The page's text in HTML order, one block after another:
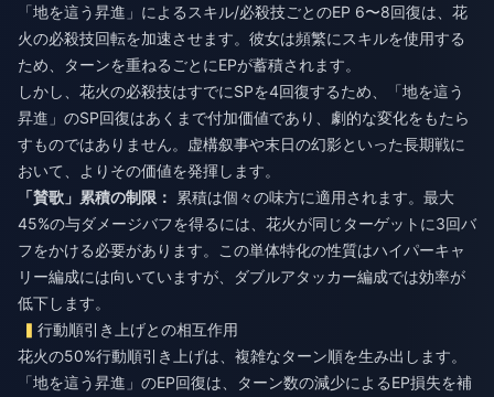
「地を這う昇進」によるスキル/必殺技ごとのEP 6〜8回復は、花
火の必殺技回転を加速させます。彼女は頻繁にスキルを使用する
ため、ターンを重ねるごとにEPが蓄積されます。
しかし、花火の必殺技はすでにSPを4回復するため、「地を這う
昇進」のSP回復はあくまで付加価値であり、劇的な変化をもたら
すものではありません。虚構叙事や末日の幻影といった長期戦に
おいて、よりその価値を発揮します。
「賛歌」累積の制限：
累積は個々の味方に適用されます。最大
45%の与ダメージバフを得るには、花火が同じターゲットに3回バ
フをかける必要があります。この単体特化の性質はハイパーキャ
リー編成には向いていますが、ダブルアタッカー編成では効率が
低下します。
行動順引き上げとの相互作用
花火の50%行動順引き上げは、複雑なターン順を生み出します。
「地を這う昇進」のEP回復は、ターン数の減少によるEP損失を補